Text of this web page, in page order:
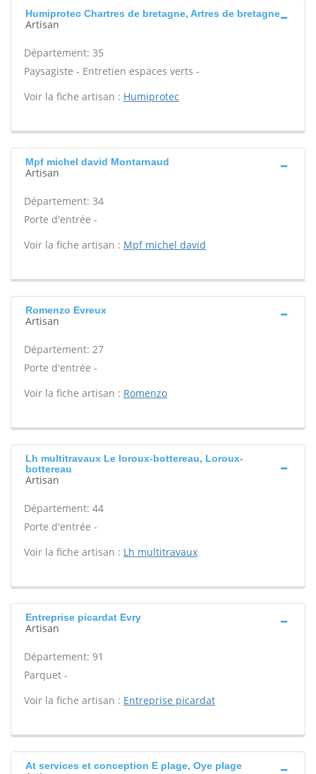
Humiprotec Chartres de bretagne, Artres de bretagne
Artisan
Département: 35
Paysagiste - Entretien espaces verts -
Voir la fiche artisan : Humiprotec
Mpf michel david Montarnaud
Artisan
Département: 34
Porte d'entrée -
Voir la fiche artisan : Mpf michel david
Romenzo Evreux
Artisan
Département: 27
Porte d'entrée -
Voir la fiche artisan : Romenzo
Lh multitravaux Le loroux-bottereau, Loroux-
bottereau
Artisan
Département: 44
Porte d'entrée -
Voir la fiche artisan : Lh multitravaux
Entreprise picardat Evry
Artisan
Département: 91
Parquet -
Voir la fiche artisan : Entreprise picardat
At services et conception E plage, Oye plage